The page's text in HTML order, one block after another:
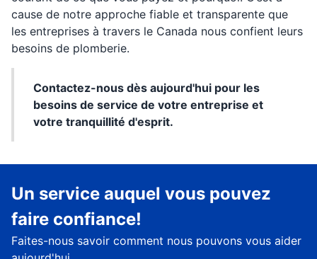
cause de notre approche fiable et transparente que
les entreprises à travers le Canada nous confient leurs
besoins de plomberie.
Contactez-nous dès aujourd'hui pour les
besoins de service de votre entreprise et
votre tranquillité d'esprit.
Un service auquel vous pouvez
faire confiance!
Faites-nous savoir comment nous pouvons vous aider